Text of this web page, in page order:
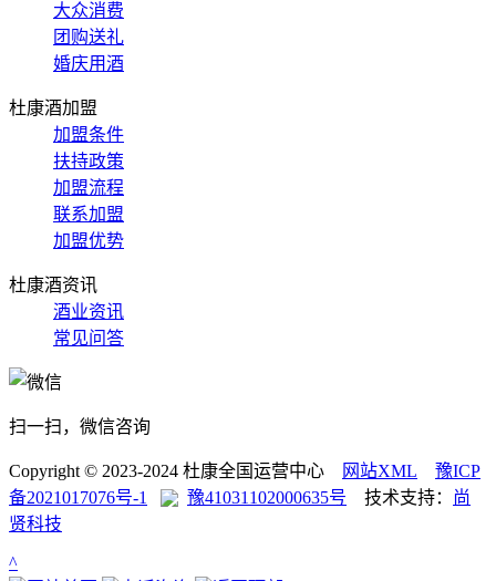
大众消费
团购送礼
婚庆用酒
杜康酒加盟
加盟条件
扶持政策
加盟流程
联系加盟
加盟优势
杜康酒资讯
酒业资讯
常见问答
扫一扫，微信咨询
Copyright © 2023-2024 杜康全国运营中心 网站XML
豫ICP
备2021017076号-1
豫41031102000635号 技术支持：
尚
贤科技
^